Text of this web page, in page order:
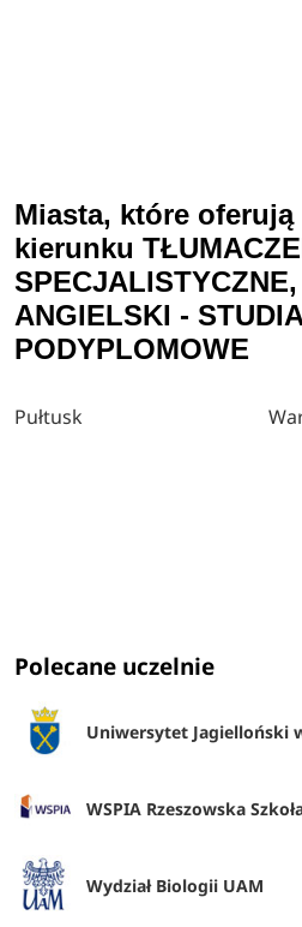
Miasta, które
kierunku
ANGIELSKI -
PODYPLOMOWE
Pułtusk
Polecane uczelnie
Uniwersytet Jagielloński
WSPIA Rzeszowska
Wydział Biologii UAM